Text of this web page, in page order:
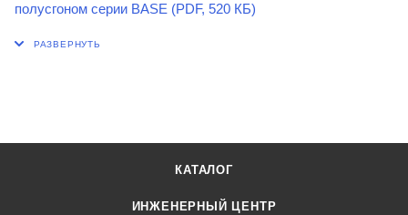
полусгоном серии BASE (PDF, 520 КБ)
КАТАЛОГ
ИНЖЕНЕРНЫЙ ЦЕНТР